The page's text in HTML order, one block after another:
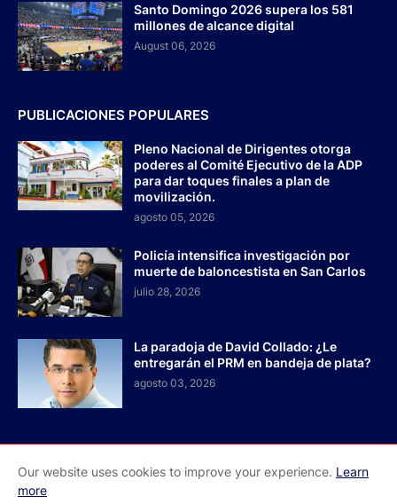
Santo Domingo 2026 supera los 581
millones de alcance digital
August 06, 2026
PUBLICACIONES POPULARES
Pleno Nacional de Dirigentes otorga
poderes al Comité Ejecutivo de la ADP
para dar toques finales a plan de
movilización.
agosto 05, 2026
Policía intensifica investigación por
muerte de baloncestista en San Carlos
julio 28, 2026
La paradoja de David Collado: ¿Le
entregarán el PRM en bandeja de plata?
agosto 03, 2026
Inicio Acerca de Nosotros
Contactos
Our website uses cookies to improve your experience. Learn
more